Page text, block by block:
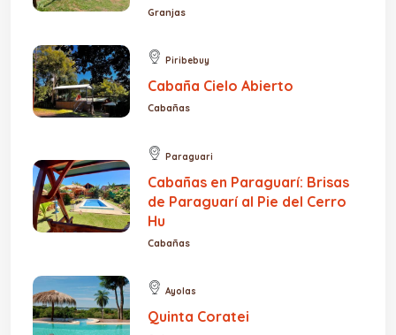
Granjas
Piribebuy
Cabaña Cielo Abierto
Cabañas
Paraguari
Cabañas en Paraguarí: Brisas
de Paraguarí al Pie del Cerro
Hu
Cabañas
Ayolas
Quinta Coratei